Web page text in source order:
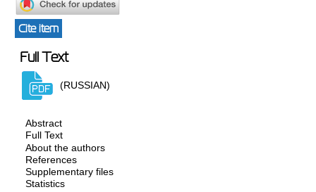
Cite item
Full Text
(RUSSIAN)
Abstract
Full Text
About the authors
References
Supplementary files
Statistics